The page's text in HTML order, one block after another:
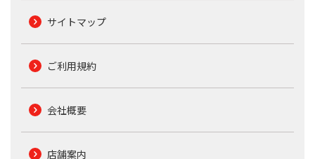
サイトマップ
ご利用規約
会社概要
店舗案内